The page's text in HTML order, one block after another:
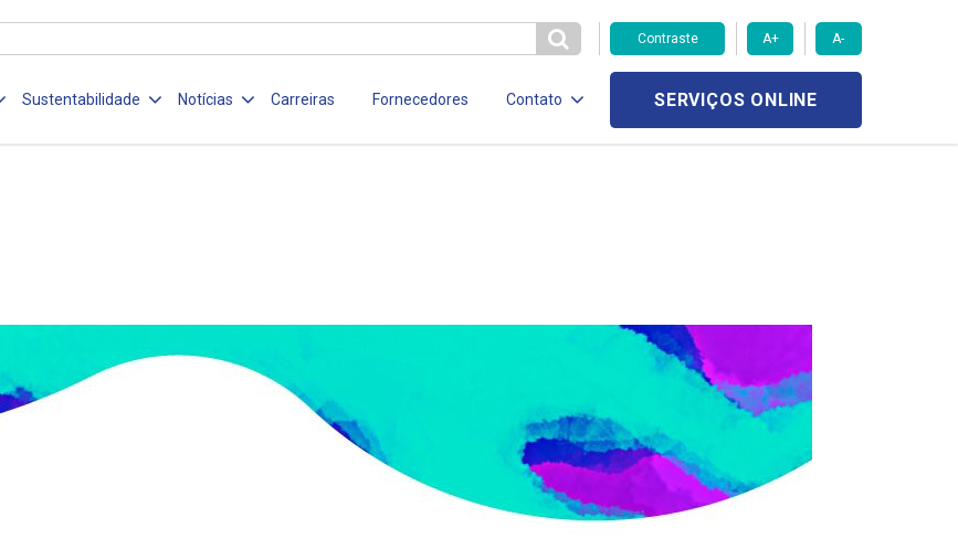
Contraste A+ A-
Sustentabilidade Notícias Carreiras Fornecedores Contato SERVIÇOS ONLINE